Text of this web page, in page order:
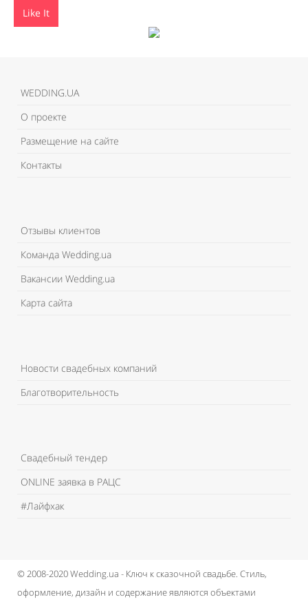
Like It
WEDDING.UA
О проекте
Размещение на сайте
Контакты
Отзывы клиентов
Команда Wedding.ua
Вакансии Wedding.ua
Карта сайта
Новости свадебных компаний
Благотворительность
Свадебный тендер
ONLINE заявка в РАЦС
#Лайфхак
© 2008-2020 Wedding.ua - Ключ к сказочной свадьбе. Стиль,
оформление, дизайн и содержание являются объектами